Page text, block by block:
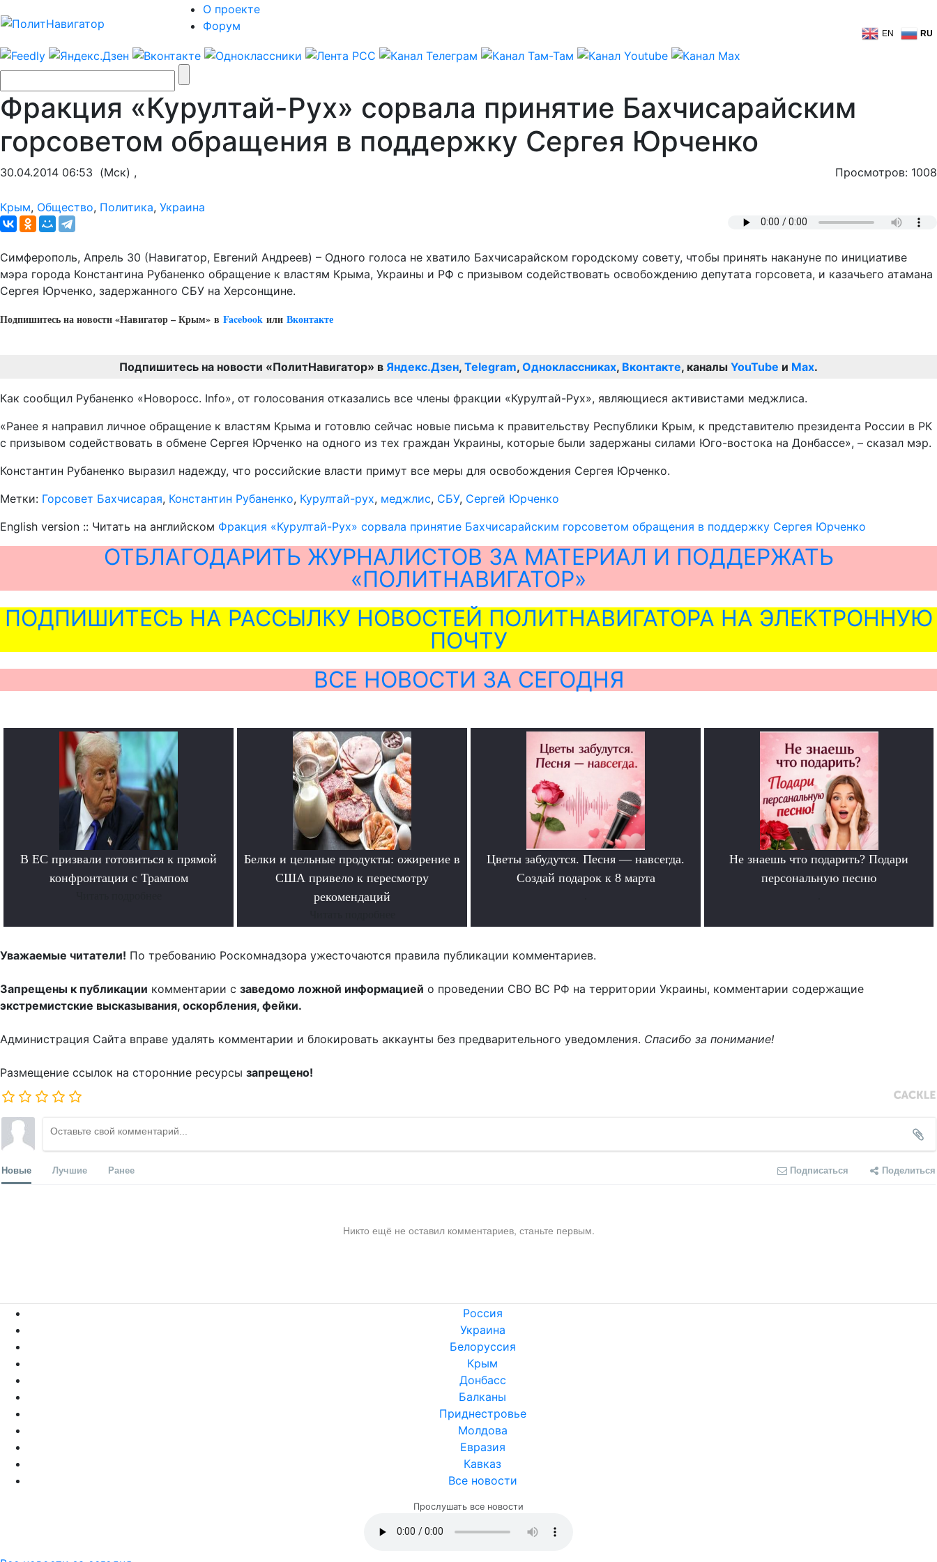
О проекте
Форум
EN RU
Фракция «Курултай-Рух» сорвала принятие Бахчисарайским
горсоветом обращения в поддержку Сергея Юрченко
30.04.2014 06:53 (Мск) , Просмотров: 1008
Крым, Общество, Политика, Украина
Симферополь, Апрель 30 (Навигатор, Евгений Андреев) – Одного голоса не хватило Бахчисарайском городскому совету, чтобы принять накануне по инициативе
мэра города Константина Рубаненко обращение к властям Крыма, Украины и РФ с призывом содействовать освобождению депутата горсовета, и казачьего атамана
Сергея Юрченко, задержанного СБУ на Херсонщине.
Подпишитесь на новости «Навигатор – Крым» в Facebook или Вконтакте
Подпишитесь на новости «ПолитНавигатор» в Яндекс.Дзен, Telegram, Одноклассниках, Вконтакте, каналы YouTube и Max.
Как сообщил Рубаненко «Новоросс. Info», от голосования отказались все члены фракции «Курултай-Рух», являющиеся активистами меджлиса.
«Ранее я направил личное обращение к властям Крыма и готовлю сейчас новые письма к правительству Республики Крым, к представителю президента России в РК
с призывом содействовать в обмене Сергея Юрченко на одного из тех граждан Украины, которые были задержаны силами Юго-востока на Донбассе», – сказал мэр.
Константин Рубаненко выразил надежду, что российские власти примут все меры для освобождения Сергея Юрченко.
Метки: Горсовет Бахчисарая, Константин Рубаненко, Курултай-рух, меджлис, СБУ, Сергей Юрченко
English version :: Читать на английском Фракция «Курултай-Рух» сорвала принятие Бахчисарайским горсоветом обращения в поддержку Сергея Юрченко
ОТБЛАГОДАРИТЬ ЖУРНАЛИСТОВ ЗА МАТЕРИАЛ И ПОДДЕРЖАТЬ
«ПОЛИТНАВИГАТОР»
ПОДПИШИТЕСЬ НА РАССЫЛКУ НОВОСТЕЙ ПОЛИТНАВИГАТОРА НА ЭЛЕКТРОННУЮ
ПОЧТУ
ВСЕ НОВОСТИ ЗА СЕГОДНЯ
В ЕС призвали готовиться к прямой
конфронтации с Трампом
Белки и цельные продукты: ожирение в
США привело к пересмотру
рекомендаций
Цветы забудутся. Песня — навсегда.
Создай подарок к 8 марта
Не знаешь что подарить? Подари
персональную песню
Уважаемые читатели! По требованию Роскомнадзора ужесточаются правила публикации комментариев.
Запрещены к публикации комментарии с заведомо ложной информацией о проведении СВО ВС РФ на территории Украины, комментарии содержащие
экстремистские высказывания, оскорбления, фейки.
Администрация Сайта вправе удалять комментарии и блокировать аккаунты без предварительного уведомления. Спасибо за понимание!
Размещение ссылок на сторонние ресурсы запрещено!
Новые Лучшие Ранее Подписаться Поделиться
Никто ещё не оставил комментариев, станьте первым.
Россия
Украина
Белоруссия
Крым
Донбасс
Балканы
Приднестровье
Молдова
Евразия
Кавказ
Все новости
Прослушать все новости